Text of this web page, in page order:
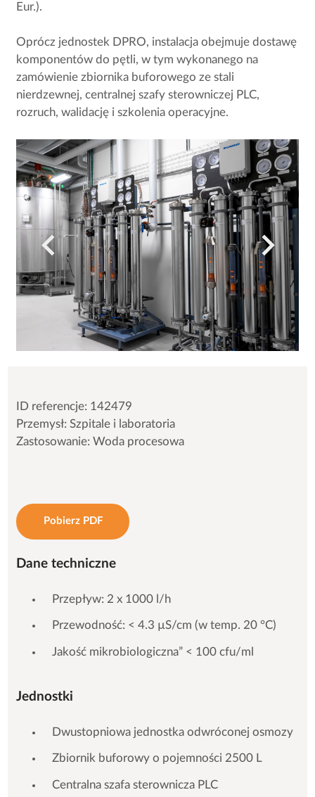
Eur.).
Oprócz jednostek DPRO, instalacja obejmuje dostawę
komponentów do pętli, w tym wykonanego na
zamówienie zbiornika buforowego ze stali
nierdzewnej, centralnej szafy sterowniczej PLC,
rozruch, walidację i szkolenia operacyjne.
ID referencje: 142479
Przemysł: Szpitale i laboratoria
Zastosowanie: Woda procesowa
Pobierz PDF
Dane techniczne
Przepływ: 2 x 1000 l/h
Przewodność: < 4.3 µS/cm (w temp. 20 °C)
Jakość mikrobiologiczna” < 100 cfu/ml
Jednostki
Dwustopniowa jednostka odwróconej osmozy
Zbiornik buforowy o pojemności 2500 L
Centralna szafa sterownicza PLC